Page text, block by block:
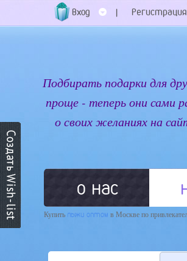
Вход | Регистрация
Подбирать подарки для
проще - теперь они сами
о своих желаниях на
о нас
Купить лыжи оптом в Москве по